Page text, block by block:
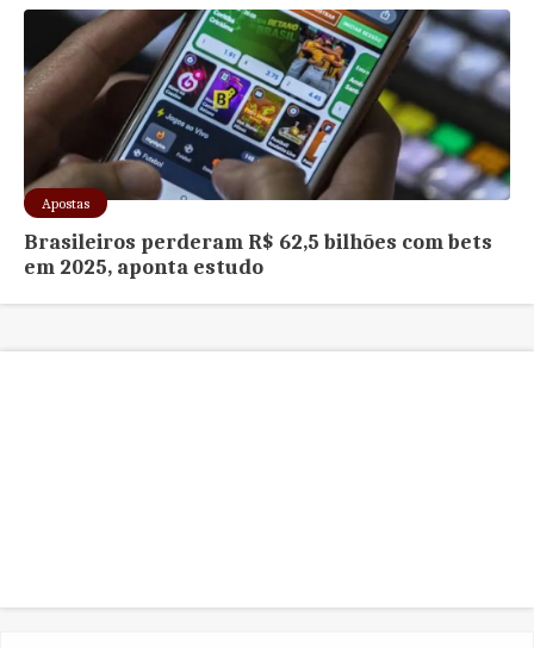
Apostas
Brasileiros perderam R$ 62,5 bilhões com bets
em 2025, aponta estudo